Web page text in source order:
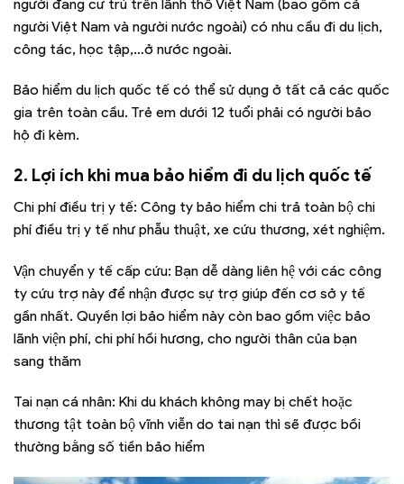
người đang cư trú trên lãnh thổ Việt Nam (bao gồm cả
người Việt Nam và người nước ngoài) có nhu cầu đi du lịch,
công tác, học tập,…ở nước ngoài.
Bảo hiểm du lịch quốc tế có thể sử dụng ở tất cả các quốc
gia trên toàn cầu. Trẻ em dưới 12 tuổi phải có người bảo
hộ đi kèm.
2. Lợi ích khi mua bảo hiểm đi du lịch quốc tế
Chi phí điều trị y tế: Công ty bảo hiểm chi trả toàn bộ chi
phí điều trị y tế như phẫu thuật, xe cứu thương, xét nghiệm.
Vận chuyển y tế cấp cứu: Bạn dễ dàng liên hệ với các công
ty cứu trợ này để nhận được sự trợ giúp đến cơ sở y tế
gần nhất. Quyền lợi bảo hiểm này còn bao gồm việc bảo
lãnh viện phí, chi phí hồi hương, cho người thân của bạn
sang thăm
Tai nạn cá nhân: Khi du khách không may bị chết hoặc
thương tật toàn bộ vĩnh viễn do tai nạn thì sẽ được bồi
thường bằng số tiền bảo hiểm